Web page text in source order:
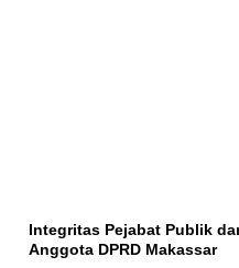
Integritas Pejabat Publik
Anggota DPRD Makassar